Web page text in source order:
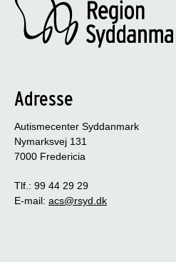
Adresse
Autismecenter Syddanmark
Nymarksvej 131
7000 Fredericia
Tlf.: 99 44 29 29
E-mail: acs@rsyd.dk